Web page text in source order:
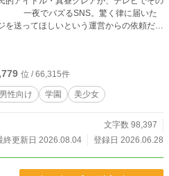
。 一夜でバズるSNS。驚く律に届いた
を送ってほしいという運営からの依頼だっ
す』 「いや、なりすましですよね？」
くる相手。 トップアイドルが何故そ
た。 『一度、直接お会いできません
定 ※他サイトでも連載しております
位 / 66,315件
男性向け 学園 美少女
文字数 98,397
終更新日 2026.08.04
登録日 2026.06.28